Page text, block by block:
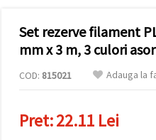
site!" Sau să
vă indicați
preferințele
selectând
făcând clic
pe butonul
Set rezerve filament
mm x 3 m, 3 culori
COD: 815021 Adauga la
Pret:22.11 Lei